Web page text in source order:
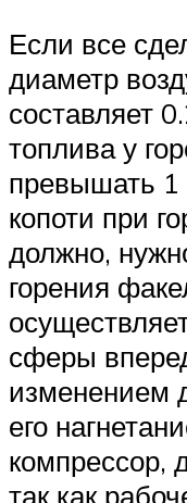
Если все
диаметр
составляет
топлива у
превышать 1
копоти при
должно,
горения
сферы
изменением
его
компрессор,
так как